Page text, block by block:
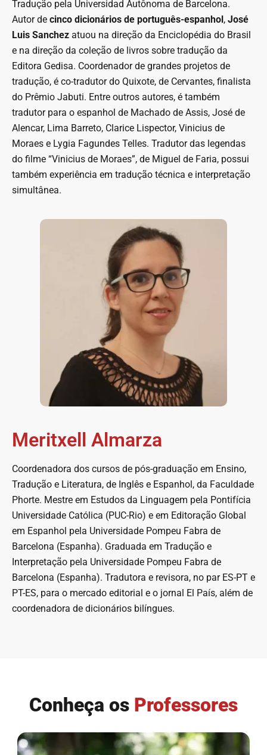
Tradução pela Universidad Autônoma de Barcelona.
Autor de cinco dicionários de português-espanhol , José
Luis Sanchez atuou na direção da Enciclopédia do Brasil
e na direção da coleção de livros sobre tradução da
Editora Gedisa. Coordenador de grandes projetos de
tradução, é co-tradutor do Quixote, de Cervantes, finalista
do Prêmio Jabuti. Entre outros autores, é também
tradutor para o espanhol de Machado de Assis, José de
Alencar, Lima Barreto, Clarice Lispector, Vinicius de
Moraes e Lygia Fagundes Telles. Tradutor das legendas
do filme “Vinicius de Moraes”, de Miguel de Faria, possui
também experiência em tradução técnica e interpretação
simultânea.
Meritxell Almarza
Coordenadora dos cursos de pós-graduação em Ensino,
Tradução e Literatura, de Inglês e Espanhol, da Faculdade
Phorte. Mestre em Estudos da Linguagem pela Pontifícia
Universidade Católica (PUC-Rio) e em Editoração Global
em Espanhol pela Universidade Pompeu Fabra de
Barcelona (Espanha). Graduada em Tradução e
Interpretação pela Universidade Pompeu Fabra de
Barcelona (Espanha). Tradutora e revisora, no par ES-PT e
PT-ES, para o mercado editorial e o jornal El País, além de
coordenadora de dicionários bilíngues.
Conheça os Professores